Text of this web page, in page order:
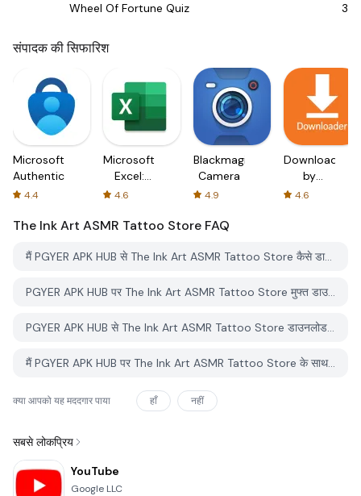
Wheel Of Fortune Quiz 3D
संपादक की सिफारिश
Microsoft
Authenticator
4.4
Microsoft
Excel:
Spreadsheets
4.6
Blackmagic
Camera
4.9
Downloader
by
AFTVnews
4.6
The Ink Art ASMR Tattoo Store FAQ
मैं PGYER APK HUB से The Ink Art ASMR Tattoo Store कैसे डाउनलोड करूं?
PGYER APK HUB पर The Ink Art ASMR Tattoo Store मुफ्त डाउनलोड करने के लिए है?
PGYER APK HUB से The Ink Art ASMR Tattoo Store डाउनलोड करने के लिए मुझे एक खाता चाहिए?
मैं PGYER APK HUB पर The Ink Art ASMR Tattoo Store के साथ समस्या कैसे रिपोर्ट कर सकता हूँ?
क्या आपको यह मददगार पाया हाँ नहीं
सबसे लोकप्रिय
YouTube
Google LLC